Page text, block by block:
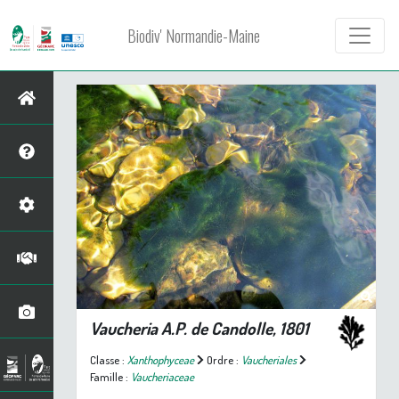
Biodiv' Normandie-Maine
VaucheriaA.P. de Candolle, 1801
Classe : Xanthophyceae Ordre : Vaucheriales
Famille : Vaucheriaceae